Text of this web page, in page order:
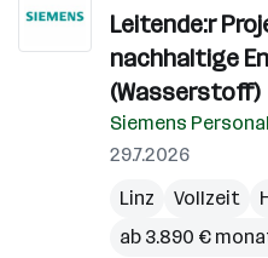
Leitende:r
nachhaltige
(Wasserstoff)
Siemens
29.7.2026
Linz
Vollzeit
ab 3.890 €